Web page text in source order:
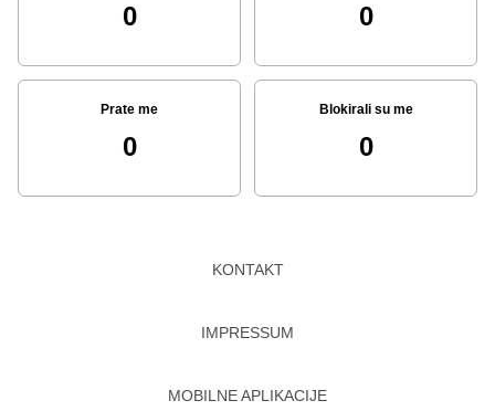
0 0
Prate me
0
Blokirali su me
0
KONTAKT
IMPRESSUM
MOBILNE APLIKACIJE